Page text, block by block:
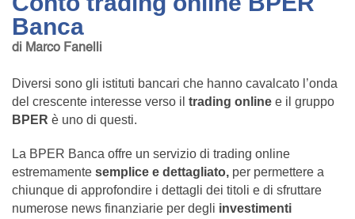
Banca
di Marco Fanelli
Diversi sono gli istituti bancari che hanno cavalcato l’onda
del crescente interesse verso il trading online e il gruppo
BPER è uno di questi.
La BPER Banca offre un servizio di trading online
estremamente semplice e dettagliato, per permettere a
chiunque di approfondire i dettagli dei titoli e di sfruttare
numerose news finanziarie per degli investimenti